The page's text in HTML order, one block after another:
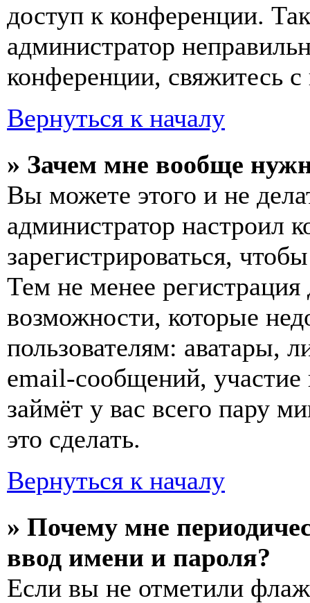
доступ к конференции.
администратор
конференции, свяжитесь
Вернуться к началу
» Зачем мне вообще
Вы можете этого и не
администратор
зарегистрироваться,
Тем не менее
возможности, которые
пользователям: аватары,
email-сообщений, участие
займёт у вас всего пару
это сделать.
Вернуться к началу
» Почему мне
ввод имени и пароля?
Если вы не отметили